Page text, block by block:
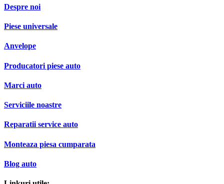
Despre noi
Piese universale
Anvelope
Producatori piese auto
Marci auto
Serviciile noastre
Reparatii service auto
Monteaza piesa cumparata
Blog auto